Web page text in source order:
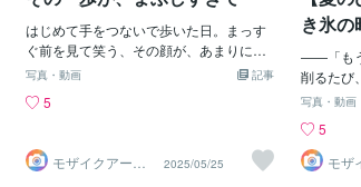
はじめて手をつないで歩いた日。まっす
ぐ前を見て笑う、その顔が、あまりにも
まぶしくて、私は少し泣きそうになっ
歩いたこと、あなたはきっと覚えていな
ない。まだおぼつかない足取りで、一生
懸命前を向いて歩こうとするあなたの手
記事
写真・動画
5
モザイクアート
専門店
2025/05/25
き氷
物にな
――「も
削るたび
夏のかけ
でスプー
輝かせな
の横で
写真・動画
5
モザ
専門店